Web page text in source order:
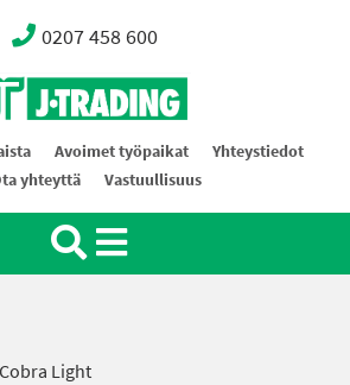
0207 458 600
Trading Ab
Avoimet työpaikat
Yhteystiedot
yhteyttä
Vastuullisuus
Cobra Light